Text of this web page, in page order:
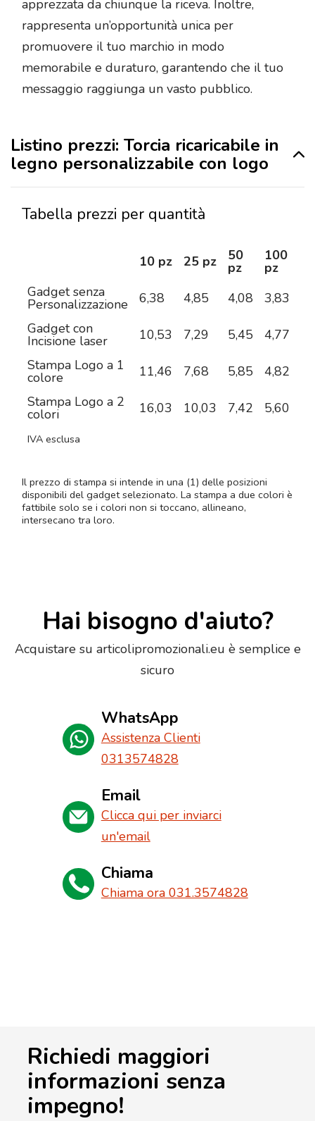
apprezzata da chiunque la riceva. Inoltre,
rappresenta un’opportunità unica per
promuovere il tuo marchio in modo
memorabile e duraturo, garantendo che il tuo
messaggio raggiunga un vasto pubblico.
Listino prezzi: Torcia ricaricabile in
legno personalizzabile con logo
Tabella prezzi per quantità
10 pz 25 pz 50
pz
100
pz
Gadget senza
Personalizzazione 6,38 4,85 4,08 3,83
Gadget con
Incisione laser 10,53 7,29 5,45 4,77
Stampa Logo a 1
colore 11,46 7,68 5,85 4,82
Stampa Logo a 2
colori 16,03 10,03 7,42 5,60
IVA esclusa
Il prezzo di stampa si intende in una (1) delle posizioni
disponibili del gadget selezionato. La stampa a due colori è
fattibile solo se i colori non si toccano, allineano,
intersecano tra loro.
Hai bisogno d'aiuto?
Acquistare su articolipromozionali.eu è semplice e
sicuro
WhatsApp
Assistenza Clienti
0313574828
Email
Clicca qui per inviarci
un'email
Chiama
Chiama ora 031.3574828
Richiedi maggiori
informazioni senza
impegno!